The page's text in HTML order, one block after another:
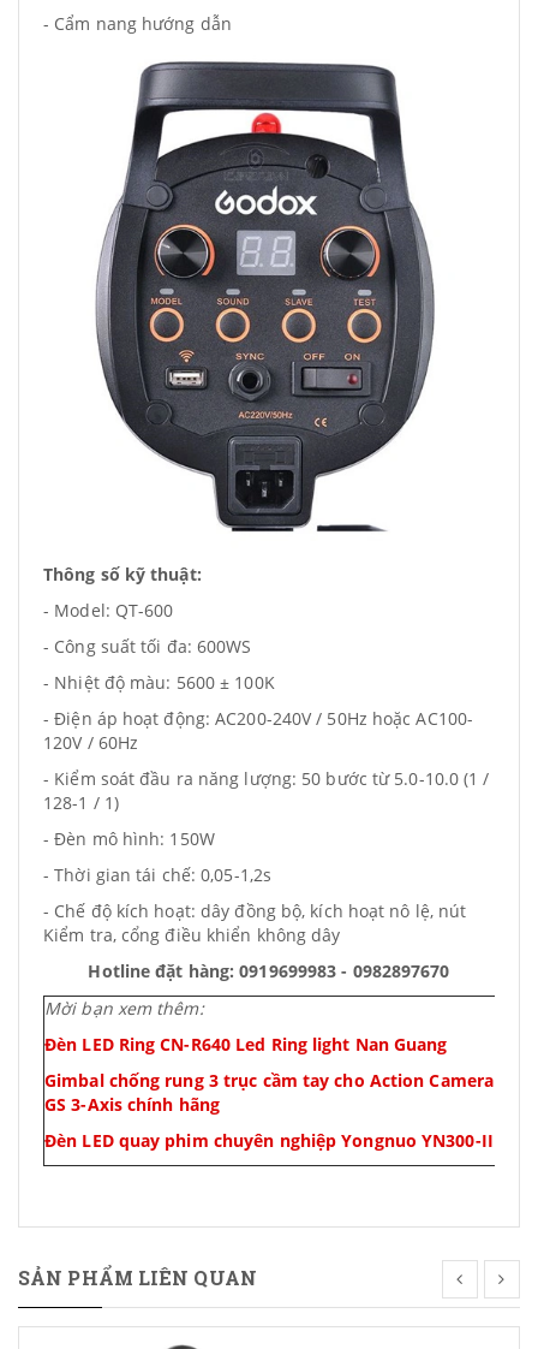
- Cẩm nang hướng dẫn
Thông số kỹ thuật:
- Model: QT-600
- Công suất tối đa: 600WS
- Nhiệt độ màu: 5600 ± 100K
- Điện áp hoạt động: AC200-240V / 50Hz hoặc AC100-
120V / 60Hz
- Kiểm soát đầu ra năng lượng: 50 bước từ 5.0-10.0 (1 /
128-1 / 1)
- Đèn mô hình: 150W
- Thời gian tái chế: 0,05-1,2s
- Chế độ kích hoạt: dây đồng bộ, kích hoạt nô lệ, nút
Kiểm tra, cổng điều khiển không dây
Hotline đặt hàng: 0919699983 - 0982897670
Mời bạn xem thêm:
Đèn LED Ring CN-R640 Led Ring light Nan Guang
Gimbal chống rung 3 trục cầm tay cho Action Camera
GS 3-Axis chính hãng
Đèn LED quay phim chuyên nghiệp Yongnuo YN300-III
SẢN PHẨM LIÊN QUAN